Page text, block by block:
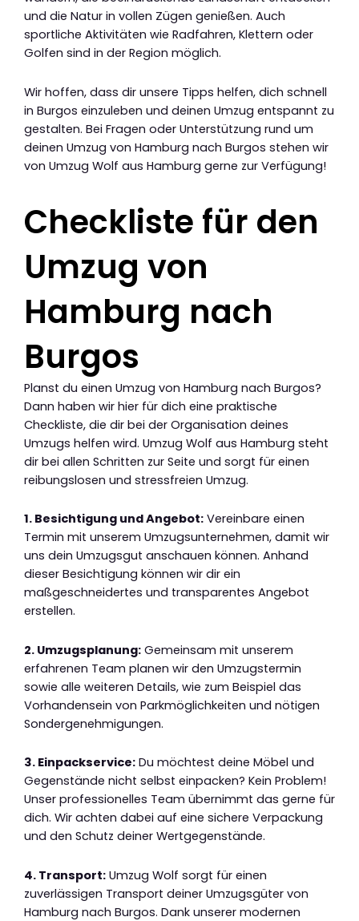
und die Natur in vollen Zügen genießen. Auch
sportliche Aktivitäten wie Radfahren, Klettern oder
Golfen sind in der Region möglich.
Wir hoffen, dass dir unsere Tipps helfen, dich schnell
in Burgos einzuleben und deinen Umzug entspannt zu
gestalten. Bei Fragen oder Unterstützung rund um
deinen Umzug von Hamburg nach Burgos stehen wir
von Umzug Wolf aus Hamburg gerne zur Verfügung!
Checkliste für den
Umzug von
Hamburg nach
Burgos
Planst du einen Umzug von Hamburg nach Burgos?
Dann haben wir hier für dich eine praktische
Checkliste, die dir bei der Organisation deines
Umzugs helfen wird. Umzug Wolf aus Hamburg steht
dir bei allen Schritten zur Seite und sorgt für einen
reibungslosen und stressfreien Umzug.
1. Besichtigung und Angebot: Vereinbare einen
Termin mit unserem Umzugsunternehmen, damit wir
uns dein Umzugsgut anschauen können. Anhand
dieser Besichtigung können wir dir ein
maßgeschneidertes und transparentes Angebot
erstellen.
2. Umzugsplanung: Gemeinsam mit unserem
erfahrenen Team planen wir den Umzugstermin
sowie alle weiteren Details, wie zum Beispiel das
Vorhandensein von Parkmöglichkeiten und nötigen
Sondergenehmigungen.
3. Einpackservice: Du möchtest deine Möbel und
Gegenstände nicht selbst einpacken? Kein Problem!
Unser professionelles Team übernimmt das gerne für
dich. Wir achten dabei auf eine sichere Verpackung
und den Schutz deiner Wertgegenstände.
4. Transport: Umzug Wolf sorgt für einen
zuverlässigen Transport deiner Umzugsgüter von
Hamburg nach Burgos. Dank unserer modernen